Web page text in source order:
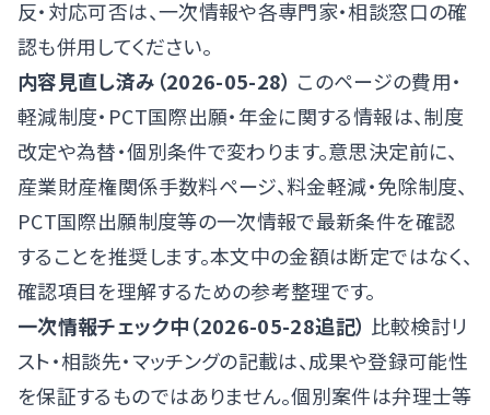
反・対応可否は、一次情報や各専門家・相談窓口の確
認も併用してください。
内容見直し済み（2026-05-28） このページの費用・
軽減制度・PCT国際出願・年金に関する情報は、制度
改定や為替・個別条件で変わります。意思決定前に、
産業財産権関係手数料ページ、料金軽減・免除制度、
PCT国際出願制度等の一次情報で最新条件を確認
することを推奨します。本文中の金額は断定ではなく、
確認項目を理解するための参考整理です。
一次情報チェック中（2026-05-28追記） 比較検討リ
スト・相談先・マッチングの記載は、成果や登録可能性
を保証するものではありません。個別案件は弁理士等